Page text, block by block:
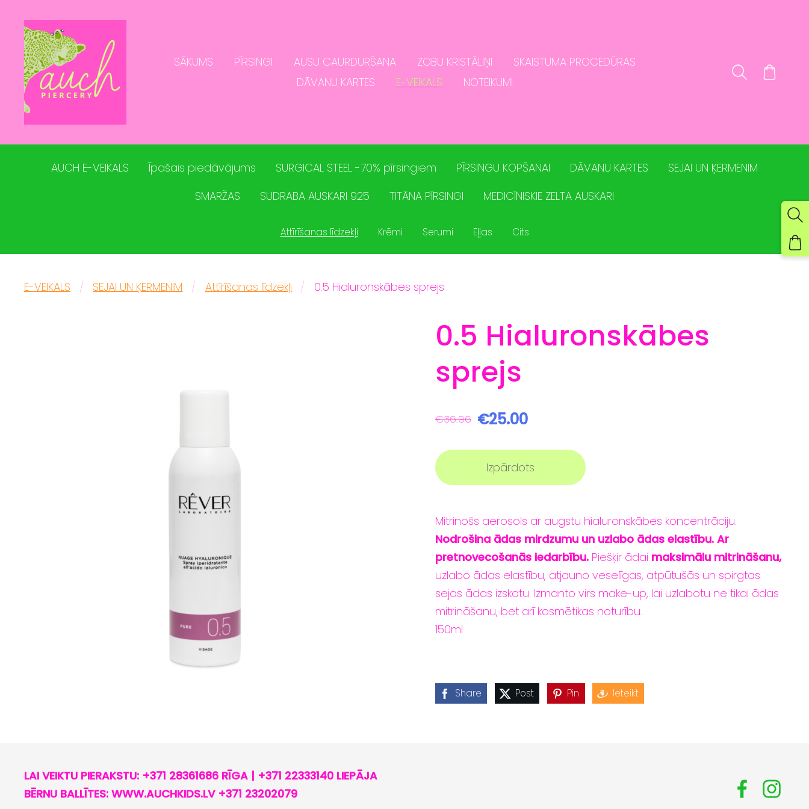
SĀKUMS PĪRSINGI AUSU CAURDURŠANA ZOBU KRISTĀLIŅI
SKAISTUMA PROCEDŪRAS
DĀVANU KARTES
E-VEIKALS NOTEIKUMI
AUCH E-VEIKALS Īpašais piedāvājums SURGICAL STEEL -70% pīrsingiem PĪRSINGU KOPŠANAI DĀVANU KARTES
SEJAI UN ĶERMENIM
SMARŽAS
SUDRABA AUSKARI 925 TITĀNA PĪRSINGI MEDICĪNISKIE ZELTA AUSKARI
Attīrīšanas līdzekļi Krēmi Serumi Eļļas Cits
E-VEIKALS SEJAI UN ĶERMENIM Attīrīšanas līdzekļi 0.5 Hialuronskābes sprejs
0.5 Hialuronskābes
sprejs
€36.96 €25.00
Izpārdots
Mitrinošs aerosols ar augstu hialuronskābes koncentrāciju.
Nodrošina ādas mirdzumu un uzlabo ādas elastību. Ar
pretnovecošanās iedarbību. Piešķir ādai maksimālu mitrināšanu,
uzlabo ādas elastību, atjauno veselīgas, atpūtušās un spirgtas
sejas ādas izskatu. Izmanto virs make-up, lai uzlabotu ne tikai ādas
mitrināšanu, bet arī kosmētikas noturību.
150ml
Share Post Pin Ieteikt
LAI VEIKTU PIERAKSTU: +371 28361686 RĪGA | +371 22333140 LIEPĀJA
BĒRNU BALLĪTES: WWW.AUCHKIDS.LV +371 23202079